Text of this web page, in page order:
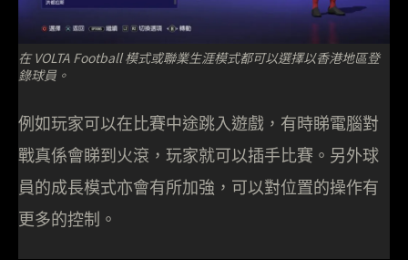
在 VOLTA Football 模式或聯業生涯模式都可以選擇以香港地區登
錄球員。
例如玩家可以在比賽中途跳入遊戲，有時睇電腦對
戰真係會睇到火滾，玩家就可以插手比賽。另外球
員的成長模式亦會有所加強，可以對位置的操作有
更多的控制。